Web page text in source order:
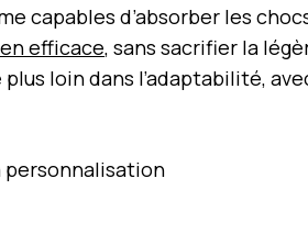
capables d’absorber les
efficace, sans sacrifier la
loin dans l’adaptabilité,
personnalisation